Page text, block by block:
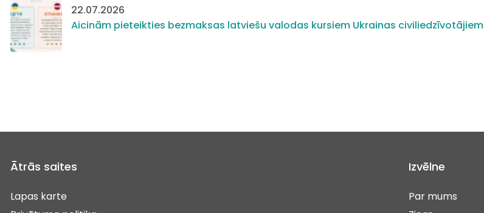
22.07.2026
Aicinām pieteikties bezmaksas latviešu valodas kursiem Ukrainas civiliedzīvotājiem
Ātrās saites
Lapas karte
Izvēlne
Par mums